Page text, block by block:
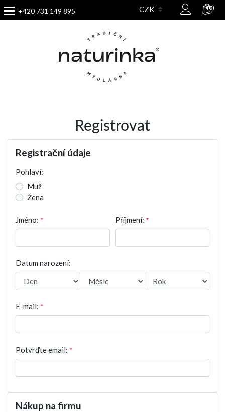
+420 731 149 895 (0)
Registrovat
Registrační údaje
Pohlaví:
Muž
Žena
Jméno: * Příjmení: *
Datum narození:
E-mail: *
Potvrďte email: *
Nákup na firmu